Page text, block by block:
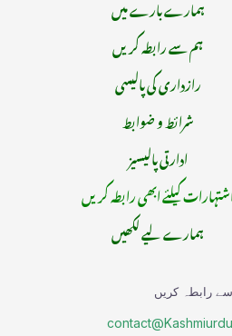
ہمارے بارے میں
ہم سے رابطہ کریں
رازداری کی پالیسی
شرائط و ضوابط
ادارتی پالیسیز
کیلئے ابھی رابطہ کریں
ہمارے لیے لکھیں
سے رابطہ کریں